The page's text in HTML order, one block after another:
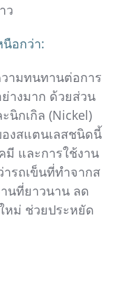
ว
อกว่า:
วามทนทานต่อการ
างมาก ด้วยส่วน
นิกเกิล (Nickel)
งสแตนเลสชนิดนี้
มี และการใช้งาน
รถเข็นที่ทำจากส
นที่ยาวนาน ลด
หม่ ช่วยประหยัด